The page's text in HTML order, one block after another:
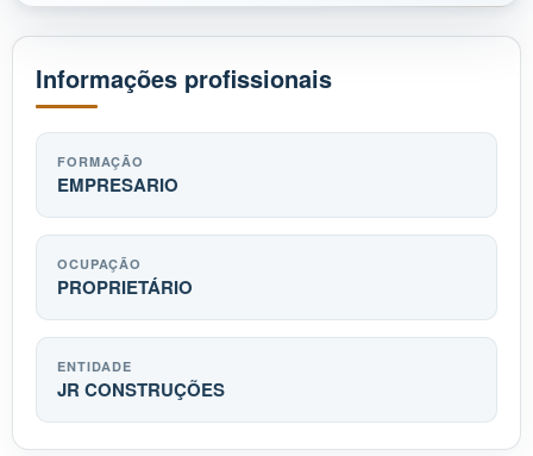
Informações profissionais
FORMAÇÃO
EMPRESARIO
OCUPAÇÃO
PROPRIETÁRIO
ENTIDADE
JR CONSTRUÇÕES